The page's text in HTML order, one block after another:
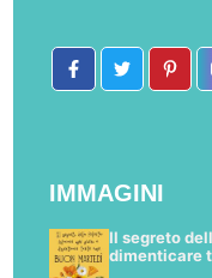
IMMAGINI
Il segreto
dimenticare